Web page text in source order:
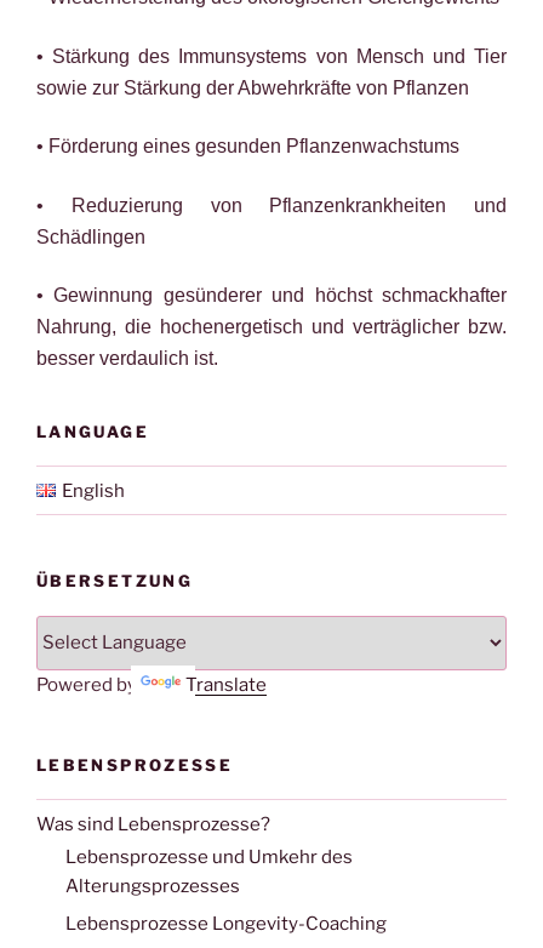
• Stärkung des Immunsystems von Mensch und Tier
sowie zur Stärkung der Abwehrkräfte von Pflanzen
• Förderung eines gesunden Pflanzenwachstums
• Reduzierung von Pflanzenkrankheiten und
Schädlingen
• Gewinnung gesünderer und höchst schmackhafter
Nahrung, die hochenergetisch und verträglicher bzw.
besser verdaulich ist.
LANGUAGE
English
ÜBERSETZUNG
Powered by Translate
LEBENSPROZESSE
Was sind Lebensprozesse?
Lebensprozesse und Umkehr des
Alterungsprozesses
Lebensprozesse Longevity-Coaching